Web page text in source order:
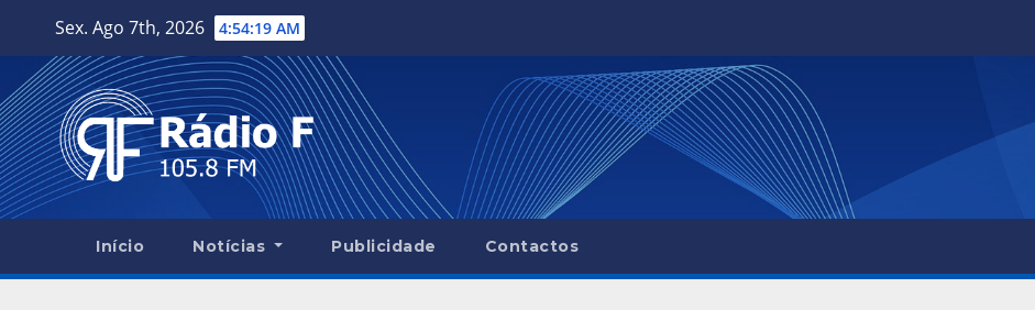
content
Sex. Ago 7th, 2026 4:54:20 AM
Início Notícias Publicidade Contactos